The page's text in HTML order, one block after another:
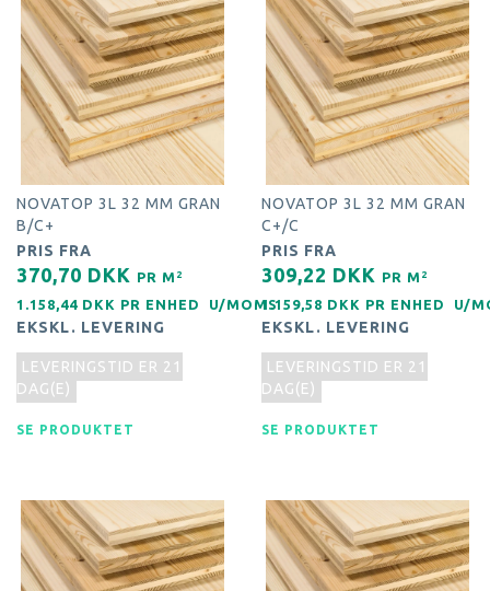
NOVATOP 3L 32 MM GRAN
B/C+
PRIS FRA
370,70 DKK PR M 2
1.158,44 DKK PR ENHED U/MOMS
EKSKL. LEVERING
LEVERINGSTID ER 21
DAG(E)
SE PRODUKTET
NOVATOP 3L 32 MM GRAN
C+/C
PRIS FRA
309,22 DKK PR M 2
1.159,58 DKK PR ENHED U/
EKSKL. LEVERING
LEVERINGSTID ER 21
DAG(E)
SE PRODUKTET